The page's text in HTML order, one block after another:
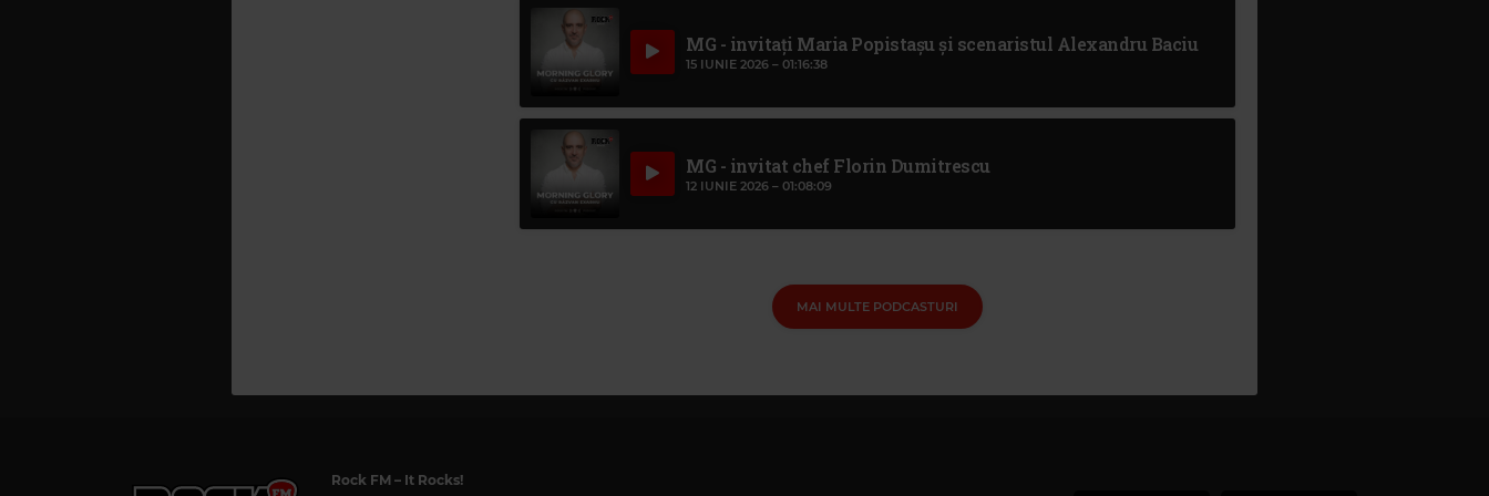
MG - invitați Maria Popistașu și scenaristul Alexandru Baciu
15 IUNIE 2026 – 01:16:38
MG - invitat chef Florin Dumitrescu
12 IUNIE 2026 – 01:08:09
MAI MULTE PODCASTURI
Rock FM– It Rocks!